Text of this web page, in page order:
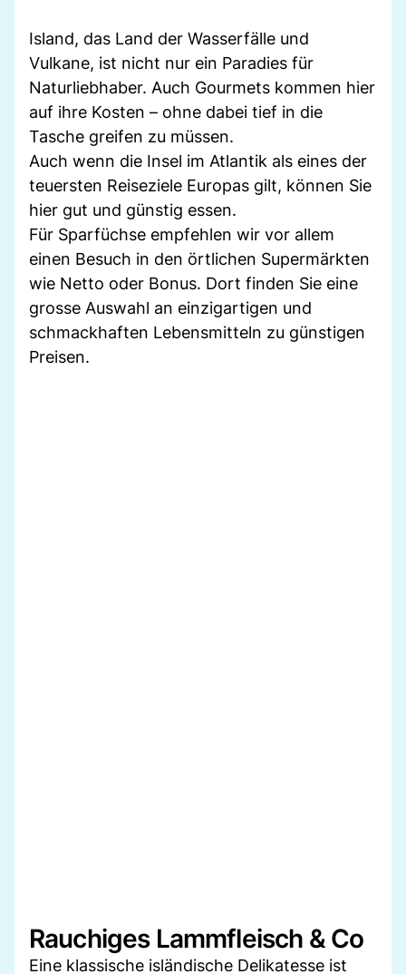
Island, das Land der Wasserfälle und
Vulkane, ist nicht nur ein Paradies für
Naturliebhaber. Auch Gourmets kommen hier
auf ihre Kosten – ohne dabei tief in die
Tasche greifen zu müssen.
Auch wenn die Insel im Atlantik als eines der
teuersten Reiseziele Europas gilt, können Sie
hier gut und günstig essen.
Für Sparfüchse empfehlen wir vor allem
einen Besuch in den örtlichen Supermärkten
wie Netto oder Bonus. Dort finden Sie eine
grosse Auswahl an einzigartigen und
schmackhaften Lebensmitteln zu günstigen
Preisen.
Rauchiges Lammfleisch & Co
Eine klassische isländische Delikatesse ist